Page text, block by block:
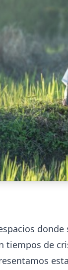
tiempos de